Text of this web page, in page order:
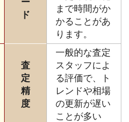
ド
まで時間がか
かることがあ
ります。
査
定
精
度
一般的な査定
スタッフによ
る評価で、ト
レンドや相場
の更新が遅い
ことが多い